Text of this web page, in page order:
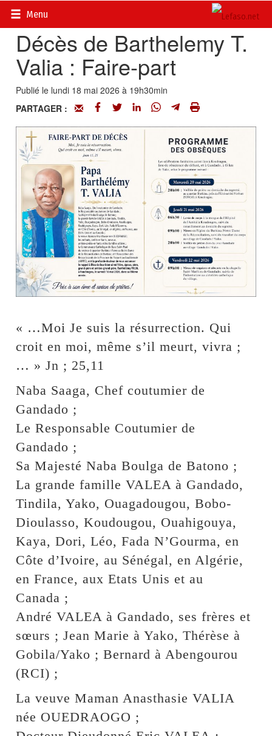
Menu
Accueil>
Décès de Barthelemy T.
Valia : Faire-part
Publié le lundi 18 mai 2026 à 19h30min
PARTAGER :
« …Moi Je suis la résurrection. Qui
croit en moi, même s’il meurt, vivra ;
… » Jn ; 25,11
Naba Saaga, Chef coutumier de
Gandado ;
Le Responsable Coutumier de
Gandado ;
Sa Majesté Naba Boulga de Batono ;
La grande famille VALEA à Gandado,
Tindila, Yako, Ouagadougou, Bobo-
Dioulasso, Koudougou, Ouahigouya,
Kaya, Dori, Léo, Fada N’Gourma, en
Côte d’Ivoire, au Sénégal, en Algérie,
en France, aux Etats Unis et au
Canada ;
André VALEA à Gandado, ses frères et
sœurs ; Jean Marie à Yako, Thérèse à
Gobila/Yako ; Bernard à Abengourou
(RCI) ;
La veuve Maman Anasthasie VALIA
née OUEDRAOGO ;